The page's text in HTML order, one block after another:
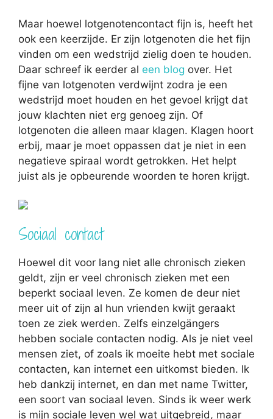
Maar hoewel lotgenotencontact fijn is, heeft het
ook een keerzijde. Er zijn lotgenoten die het fijn
vinden om een wedstrijd zielig doen te houden.
Daar schreef ik eerder al een blog over. Het
fijne van lotgenoten verdwijnt zodra je een
wedstrijd moet houden en het gevoel krijgt dat
jouw klachten niet erg genoeg zijn. Of
lotgenoten die alleen maar klagen. Klagen hoort
erbij, maar je moet oppassen dat je niet in een
negatieve spiraal wordt getrokken. Het helpt
juist als je opbeurende woorden te horen krijgt.
Sociaal contact
Hoewel dit voor lang niet alle chronisch zieken
geldt, zijn er veel chronisch zieken met een
beperkt sociaal leven. Ze komen de deur niet
meer uit of zijn al hun vrienden kwijt geraakt
toen ze ziek werden. Zelfs einzelgängers
hebben sociale contacten nodig. Als je niet veel
mensen ziet, of zoals ik moeite hebt met sociale
contacten, kan internet een uitkomst bieden. Ik
heb dankzij internet, en dan met name Twitter,
een soort van sociaal leven. Sinds ik weer werk
is mijn sociale leven wel wat uitgebreid, maar